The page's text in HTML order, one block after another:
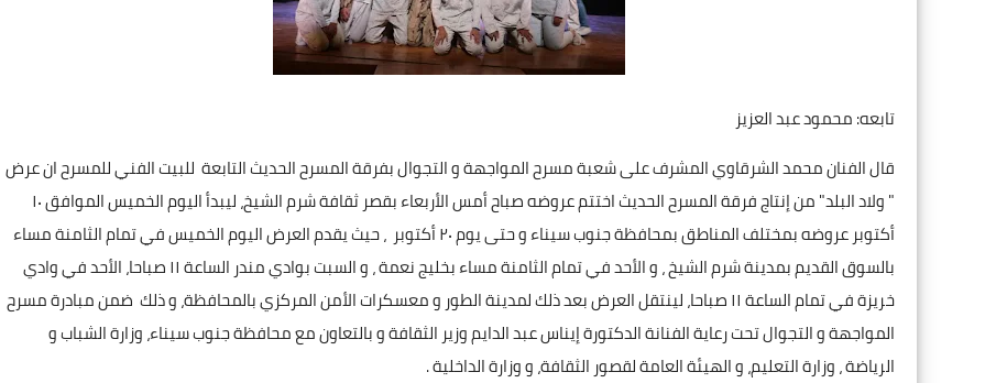
تابعه: محمود عبد العزيز
قال الفنان محمد الشرقاوي المشرف على شعبة مسرح المواجهة و التجوال بفرقة المسرح الحديث التابعة للبيت الفني للمسرح ان عرض
" ولاد البلد" من إنتاج فرقة المسرح الحديث اختتم عروضه صباح أمس الأربعاء بقصر ثقافة شرم الشيخ، ليبدأ اليوم الخميس الموافق ١٠
أكتوبر عروضه بمختلف المناطق بمحافظة جنوب سيناء و حتى يوم ٢٠ أكتوبر ، حيث يقدم العرض اليوم الخميس في تمام الثامنة مساء
بالسوق القديم بمدينة شرم الشيخ ، و الأحد في تمام الثامنة مساء بخليج نعمة ، و السبت بوادي مندر الساعة ١١ صباحا، الأحد في وادي
خريزة في تمام الساعة ١١ صباحا، لينتقل العرض بعد ذلك لمدينة الطور و معسكرات الأمن المركزي بالمحافظة، و ذلك ضمن مبادرة مسرح
المواجهة و التجوال تحت رعاية الفنانة الدكتورة إيناس عبد الدايم وزير الثقافة و بالتعاون مع محافظة جنوب سيناء، وزارة الشباب و
الرياضة ، وزارة التعليم، و الهيئة العامة لقصور الثقافة، و وزارة الداخلية .